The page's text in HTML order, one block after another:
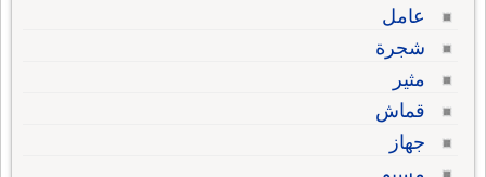
عامل
شجرة
مثير
قماش
جهاز